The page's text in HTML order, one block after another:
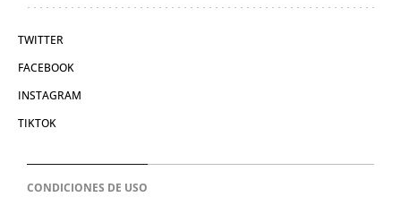
TWITTER
FACEBOOK
INSTAGRAM
TIKTOK
CONDICIONES DE USO